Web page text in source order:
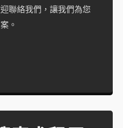
聯絡我們，讓我們為您
。